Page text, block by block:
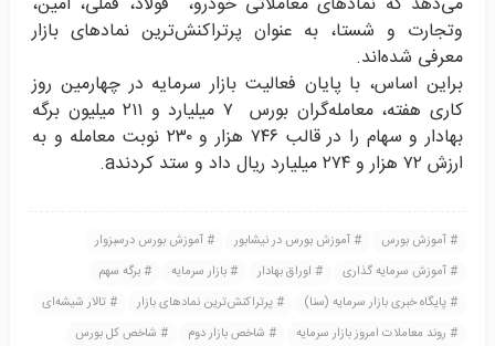
وتجارت و شستا، به عنوان پرتراکنش‌ترین نمادهای بازار
معرفی شده‌اند.
براین اساس، با پایان فعالیت بازار سرمایه در چهارمین روز
کاری هفته، معامله‌گران بورس ۷ میلیارد و ۲۱۱ میلیون برگه
بهادار و سهام را در قالب ۷۴۶ هزار و ۲۳۰ نوبت معامله و به
ارزش ۷۲ هزار و ۲۷۴ میلیارد ریال داد و ستد کردند
.a
آموزش بورس آموزش بورس در نیشابور
آموزش بورس درسبزوار
آموزش سرمایه گذاری
اوراق بهادار بازار سرمایه
برگه سهم
پایگاه خبری بازار سرمایه (سنا)
پرتراکنش‌ترین نمادهای بازار
تالار شیشه‌ای
روند معاملات امروز بازار سرمایه
شاخص بازار دوم
شاخص کل بورس